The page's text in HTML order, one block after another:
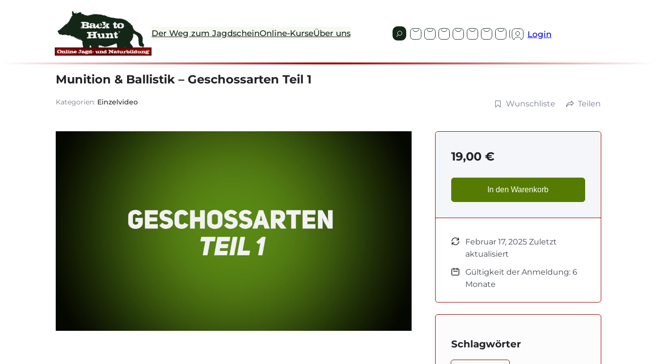
Der Weg zum JagdscheinOnline-KurseÜber uns Login
Munition & Ballistik – Geschossarten Teil 1
Kategorien: Einzelvideo Wunschliste Teilen
19,00 €
In den Warenkorb
Februar 17, 2025 Zuletzt
aktualisiert
Gültigkeit der Anmeldung: 6
Monate
Schlagwörter